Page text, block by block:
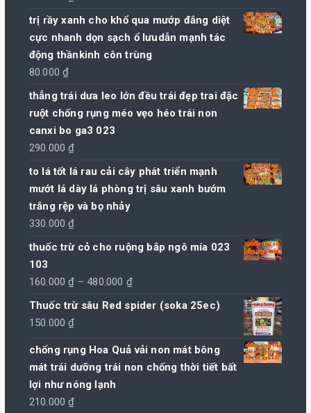
trị rầy xanh cho khổ qua mướp đắng diệt
cực nhanh dọn sạch ổ lưudẫn mạnh tác
động thầnkinh côn trùng
80.000₫
thẳng trái dưa leo lớn đều trái đẹp trai đặc
ruột chống rụng méo vẹo héo trái non
canxi bo ga3 023
290.000₫
to lá tốt lá rau cải cây phát triển mạnh
mướt lá dày lá phòng trị sâu xanh bướm
trắng rệp và bọ nhảy
330.000₫
thuốc trừ cỏ cho ruộng bắp ngô mía 023
103
160.000₫ – 480.000 ₫Khoảng
giá:
đến
480.000 ₫
Thuốc trừ sâu Red spider (soka 25ec)
150.000₫
chống rụng Hoa Quả vải non mát bông
mát trái dưỡng trái non chống thời tiết bất
lợi như nóng lạnh
210.000₫